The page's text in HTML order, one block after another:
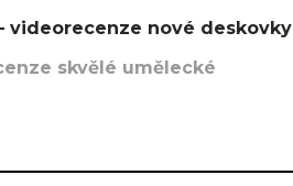
videorecenze nové deskovky
skvělé umělecké